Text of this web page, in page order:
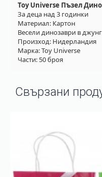
Toy Universe Пъзел
За деца над 3 годинки
Материал: Картон
Весели динозаври в
Произход: Нидерландия
Марка: Toy Universe
Части: 50 броя
Свързани